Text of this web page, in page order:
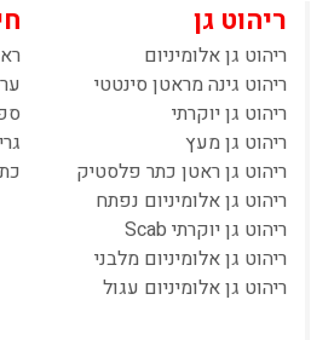
ריהוט גן
ריהוט גן אלומיניום
ריהוט גינה מראטן סינטטי
ריהוט גן יוקרתי
ריהוט גן מעץ
ריהוט גן ראטן כתר פלסטיק
ריהוט גן אלומיניום נפתח
ריהוט גן יוקרתי Scab
ריהוט גן אלומיניום מלבני
ריהוט גן אלומיניום עגול